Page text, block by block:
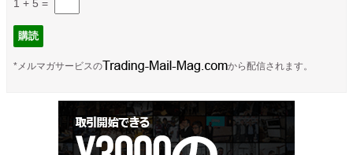
1 + 5 =
*メルマガサービスの から配信されます。